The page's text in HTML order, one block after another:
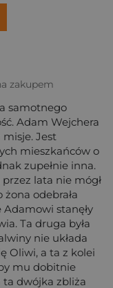
zakupem
samotnego
Adam Wejchera
misje. Jest
mieszkańców o
zupełnie inna.
lata nie mógł
odebrała
stanęły
Ta druga była
nie układa
Oliwi, a ta z kolei
mu dobitnie
ta dwójka zbliża